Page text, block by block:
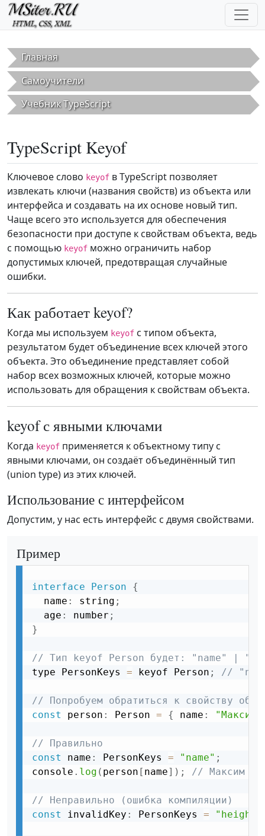
Перейти к основному содержанию
Главная
Самоучители
Учебник TypeScript
TypeScript Keyof
Ключевое слово keyof в TypeScript позволяет
извлекать ключи (названия свойств) из объекта или
интерфейса и создавать на их основе новый тип.
Чаще всего это используется для обеспечения
безопасности при доступе к свойствам объекта, ведь
с помощью keyof можно ограничить набор
допустимых ключей, предотвращая случайные
ошибки.
Как работает keyof?
Когда мы используем keyof с типом объекта,
результатом будет объединение всех ключей этого
объекта. Это объединение представляет собой
набор всех возможных ключей, которые можно
использовать для обращения к свойствам объекта.
keyof с явными ключами
Когда keyof применяется к объектному типу с
явными ключами, он создаёт объединённый тип
(union type) из этих ключей.
Использование с интерфейсом
Допустим, у нас есть интерфейс с двумя свойствами.
Пример
interface Person
{
  name
: string ;
  age
: number ;
}
// Тип keyof Person будет: "name" |
type PersonKeys = keyof Person ; //
// Попробуем обратиться к свойству
const
person : Person = { name : "Максим"
// Правильно
const
name : PersonKeys = "name" ;
console . log ( person [ name] ) ; // Максим
// Неправильно (ошибка компиляции)
const
invalidKey : PersonKeys = "height"